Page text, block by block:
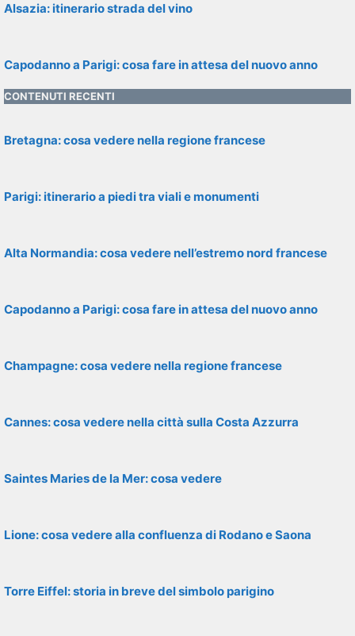
Alsazia: itinerario strada del vino
Capodanno a Parigi: cosa fare in attesa del nuovo anno
CONTENUTI RECENTI
Bretagna: cosa vedere nella regione francese
Parigi: itinerario a piedi tra viali e monumenti
Alta Normandia: cosa vedere nell’estremo nord francese
Capodanno a Parigi: cosa fare in attesa del nuovo anno
Champagne: cosa vedere nella regione francese
Cannes: cosa vedere nella città sulla Costa Azzurra
Saintes Maries de la Mer: cosa vedere
Lione: cosa vedere alla confluenza di Rodano e Saona
Torre Eiffel: storia in breve del simbolo parigino